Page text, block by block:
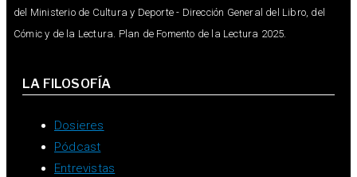
del Ministerio de Cultura y Deporte - Dirección General del Libro, del
Cómic y de la Lectura. Plan de Fomento de la Lectura 2025.
LA FILOSOFÍA
Dosieres
Pódcast
Entrevistas